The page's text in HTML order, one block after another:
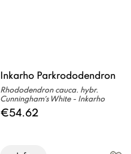
Inkarho Parkrododendron
Rhododendron cauca. hybr.
Cunningham´s White - Inkarho
€54.62